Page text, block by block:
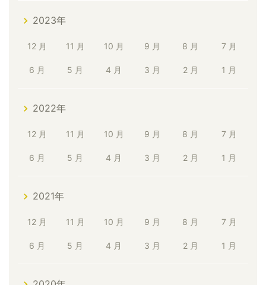
2023年
12 月 11 月 10 月 9 月 8 月 7 月
6 月 5 月 4 月 3 月 2 月 1 月
2022年
12 月 11 月 10 月 9 月 8 月 7 月
6 月 5 月 4 月 3 月 2 月 1 月
2021年
12 月 11 月 10 月 9 月 8 月 7 月
6 月 5 月 4 月 3 月 2 月 1 月